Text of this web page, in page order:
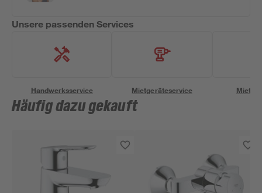
Unsere passenden Services
Handwerksservice Mietgeräteservice
Häufig dazu gekauft